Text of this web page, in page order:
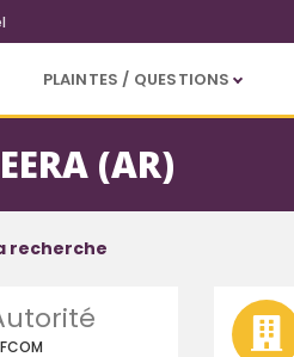
PLAINTES / QUESTIONS
(AR)
détaillées
recherche